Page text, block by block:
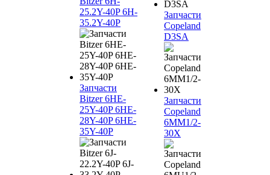
25.2Y-40P 6H-
35.2Y-40P
Запчасти
Bitzer 6HE-
25Y-40P 6HE-
28Y-40P 6HE-
35Y-40P
Запчасти
Copeland
D3SA
Запчасти
Copeland
6MM1/2-
30X